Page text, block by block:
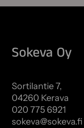
Sokeva Oy
Sortilantie 7,
04260 Kerava
020 775 6921
sokeva@sokeva.fi